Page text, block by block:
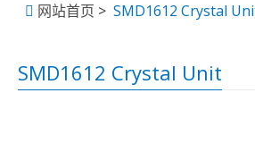
网站首页 > SMD1612 Crystal
SMD1612 Crystal Unit